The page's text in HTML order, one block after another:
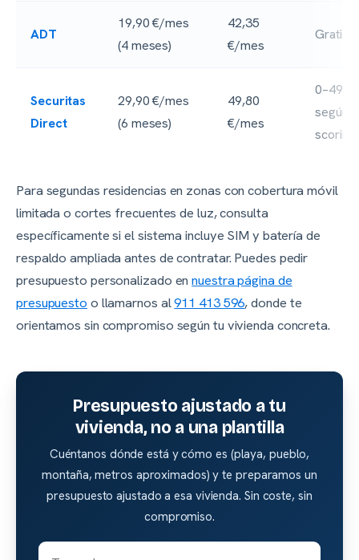
ADT
19,90 €/mes
(4 meses)
42,35
€/mes
Gratis
Securitas
Direct
29,90 €/mes
(6 meses)
49,80
€/mes
0–499
según
scoring
Para segundas residencias en zonas con cobertura móvil
limitada o cortes frecuentes de luz, consulta
específicamente si el sistema incluye SIM y batería de
respaldo ampliada antes de contratar. Puedes pedir
presupuesto personalizado ennuestra página de
presupuesto o llamarnos al911 413 596, donde te
orientamos sin compromiso según tu vivienda concreta.
Presupuesto ajustado a tu
vivienda, no a una plantilla
Cuéntanos dónde está y cómo es (playa, pueblo,
montaña, metros aproximados) y te preparamos un
presupuesto ajustado a esa vivienda. Sin coste, sin
compromiso.